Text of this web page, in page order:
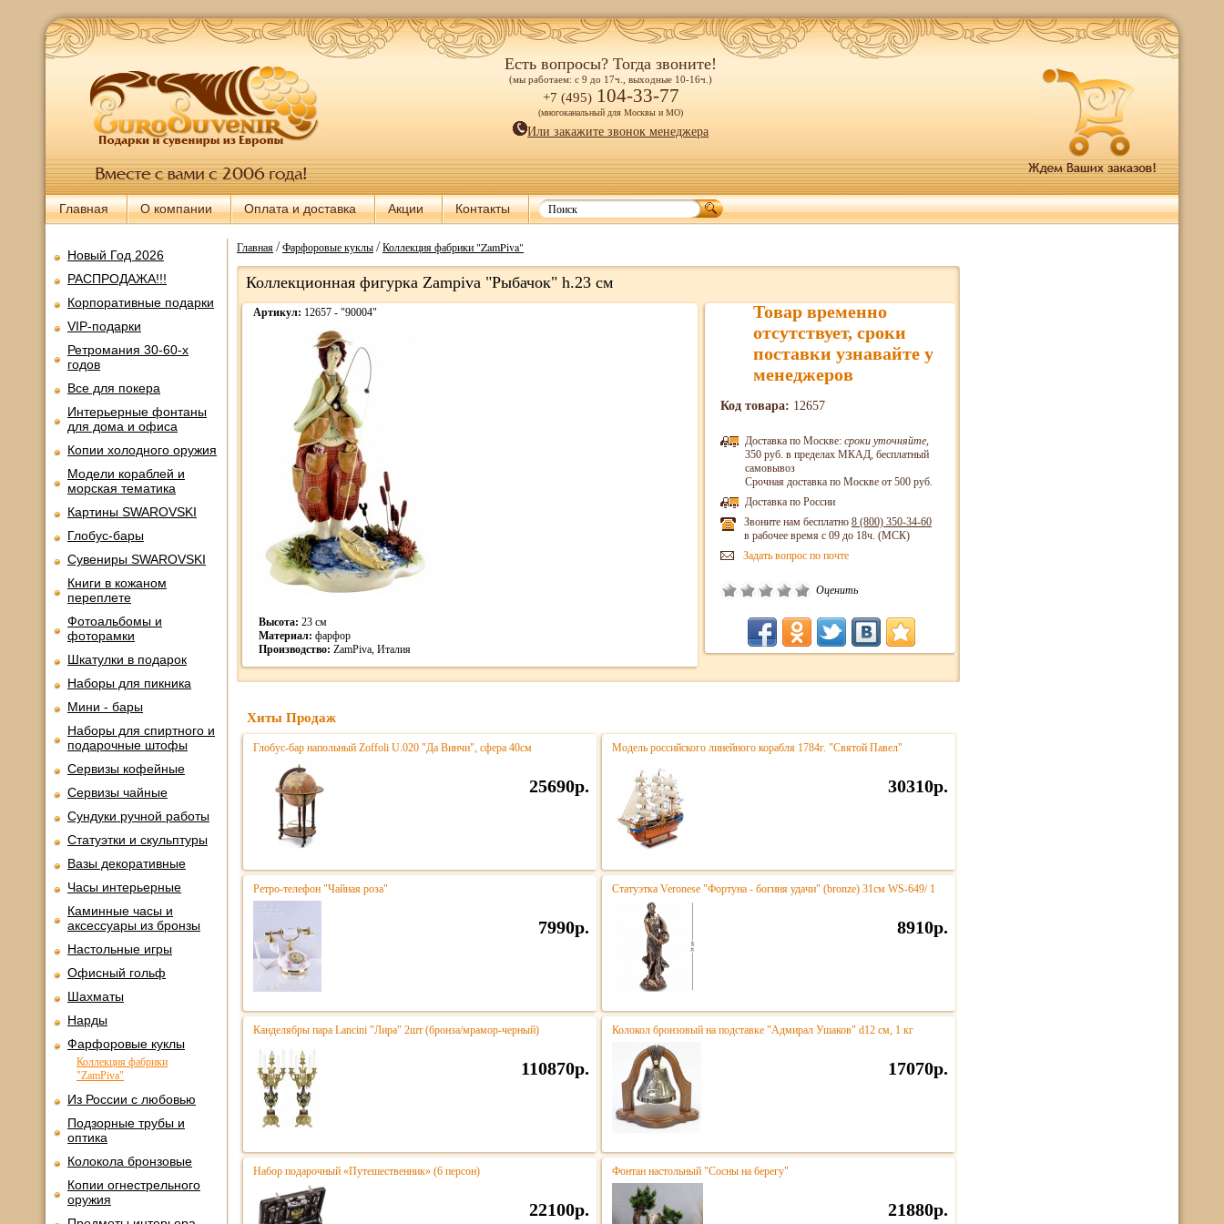
Есть вопросы? Тогда звоните!
(мы работаем: с 9 до 17ч., выходные 10-16ч.)
+7 (495) 104-33-77
(многоканальный для Москвы и МО)
Или закажите звонок менеджера
Главная О компании Оплата и доставка Акции Контакты
Новый Год 2026
РАСПРОДАЖА!!!
Корпоративные подарки
VIP-подарки
Ретромания 30-60-х
годов
Все для покера
Интерьерные фонтаны
для дома и офиса
Копии холодного оружия
Модели кораблей и
морская тематика
Картины SWAROVSKI
Глобус-бары
Сувениры SWAROVSKI
Книги в кожаном
переплете
Фотоальбомы и
фоторамки
Шкатулки в подарок
Наборы для пикника
Мини - бары
Наборы для спиртного и
подарочные штофы
Сервизы кофейные
Сервизы чайные
Сундуки ручной работы
Статуэтки и скульптуры
Вазы декоративные
Часы интерьерные
Каминные часы и
аксессуары из бронзы
Настольные игры
Офисный гольф
Шахматы
Нарды
Фарфоровые куклы
Коллекция фабрики
"ZamPiva"
Из России с любовью
Подзорные трубы и
оптика
Колокола бронзовые
Копии огнестрельного
оружия
Главная/Фарфоровые куклы/Коллекция фабрики "ZamPiva"
Коллекционная фигурка Zampiva "Рыбачок" h.23 см
Артикул: 12657 - "90004"
Высота: 23 см
Материал: фарфор
Производство: ZamPiva, Италия
Товар временно
отсутствует, сроки
поставки узнавайте у
менеджеров
Код товара: 12657
Доставка по Москве: сроки уточняйте,
350 руб. в пределах МКАД, бесплатный
самовывоз
Срочная доставка по Москве от 500 руб.
Доставка по России
Звоните нам бесплатно 8 (800) 350-34-60
в рабочее время с 09 до 18ч. (МСК)
Задать вопрос по почте
Оценить
Хиты Продаж
Глобус-бар напольный Zoffoli U.020 "Да Винчи", сфера 40см
25690р.
Модель российского линейного корабля 1784г. "Святой Павел"
30310р.
Ретро-телефон "Чайная роза"
7990р.
Статуэтка Veronese "Фортуна - богиня удачи" (bronze) 31см WS-649/ 1
8910р.
Канделябры пара Lancini "Лира" 2шт (бронза/мрамор-черный)
110870р.
Колокол бронзовый на подставке "Адмирал Ушаков" d12 см, 1 кг
17070р.
Набор подарочный «Путешественник» (6 персон)
22100р.
Фонтан настольный "Сосны на берегу"
21880р.